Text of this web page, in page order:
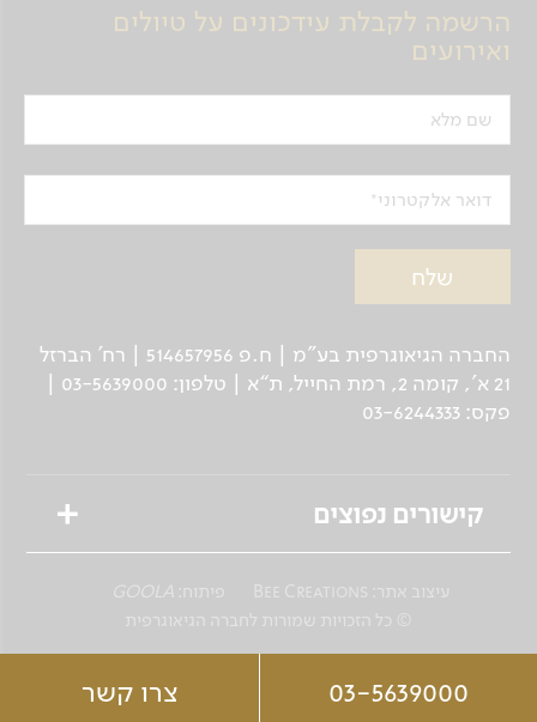
הרשמה לקבלת עידכונים על טיולים
ואירועים
שם מלא
דואר אלקטרוני
החברה הגיאוגרפית בע"מ | ח.פ 514657956 | רח’ הברזל
21 א', קומה 2, רמת החייל, ת“א | טלפון: 03-5639000 |
פקס: 03-6244333
קישורים נפוצים
שייט גיאוגרפי
03-5639000 צרו קשר